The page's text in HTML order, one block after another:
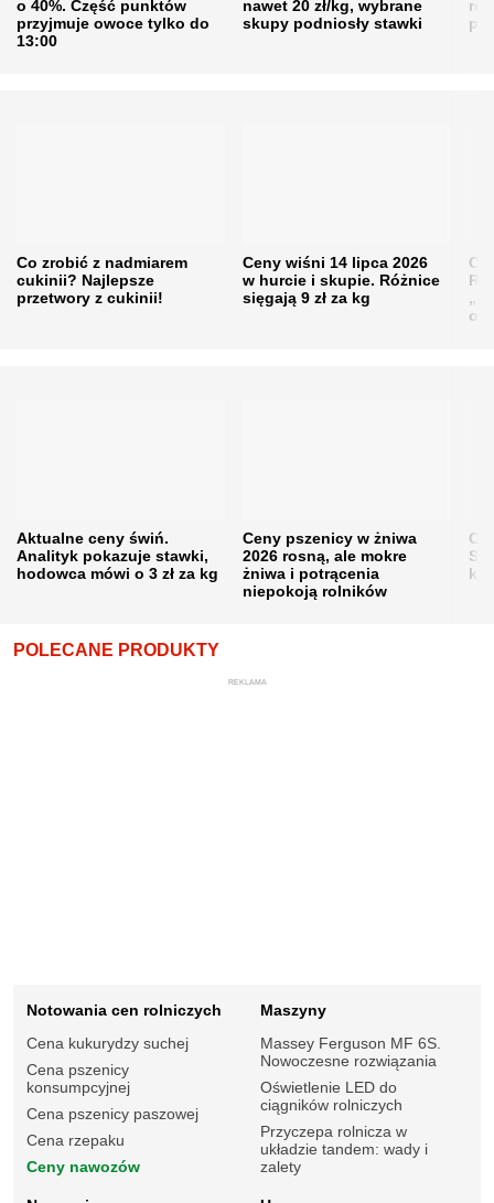
o 40%. Część punktów
przyjmuje owoce tylko do
13:00
nawet 20 zł/kg, wybrane
skupy podniosły stawki
Co zrobić z nadmiarem
cukinii? Najlepsze
przetwory z cukinii!
Ceny wiśni 14 lipca 2026
w hurcie i skupie. Różnice
sięgają 9 zł za kg
Aktualne ceny świń.
Analityk pokazuje stawki,
hodowca mówi o 3 zł za kg
Ceny pszenicy w żniwa
2026 rosną, ale mokre
żniwa i potrącenia
niepokoją rolników
POLECANE PRODUKTY
REKLAMA
Notowania cen rolniczych
Cena kukurydzy suchej
Cena pszenicy
konsumpcyjnej
Cena pszenicy paszowej
Cena rzepaku
Ceny nawozów
Maszyny
Massey Ferguson MF 6S.
Nowoczesne rozwiązania
Oświetlenie LED do
ciągników rolniczych
Przyczepa rolnicza w
układzie tandem: wady i
zalety